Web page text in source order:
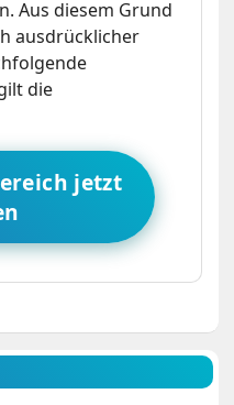
Aus diesem Grund
ausdrücklicher
die
jetzt